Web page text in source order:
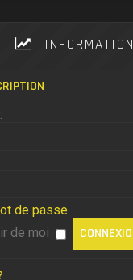
INFORMATION
de passe
de moi